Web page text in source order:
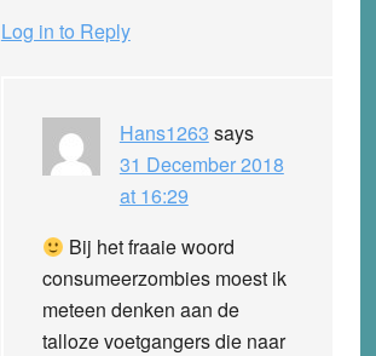
Log in to Reply
Hans1263 says
31 December 2018
at 16:29
Bij het fraaie woord
consumeerzombies moest ik
meteen denken aan de
talloze voetgangers die naar